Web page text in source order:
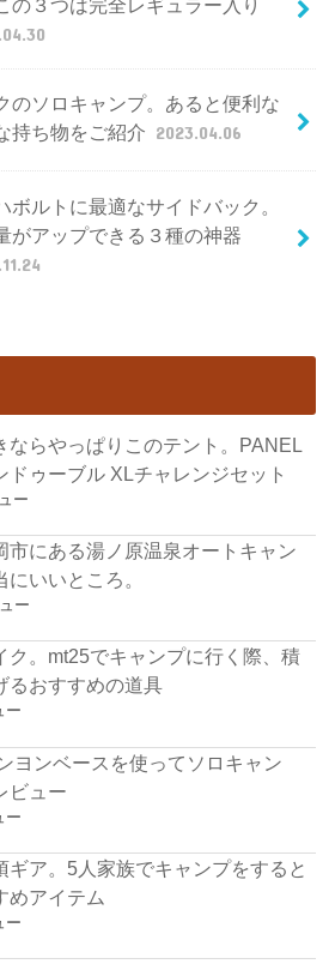
の３つは完全レギュラー入り
のソロキャンプ。あると便利な
持ち物をご紹介 2023.04.06
ボルトに最適なサイドバック。
がアップできる３種の神器
ならやっぱりこのテント。PANEL
ドゥーブル XLチャレンジセット
ー
市にある湯ノ原温泉オートキャン
にいいところ。
ー
ク。mt25でキャンプに行く際、積
るおすすめの道具
ー
ヨンベースを使ってソロキャン
ビュー
ー
ギア。5人家族でキャンプをすると
めアイテム
ー